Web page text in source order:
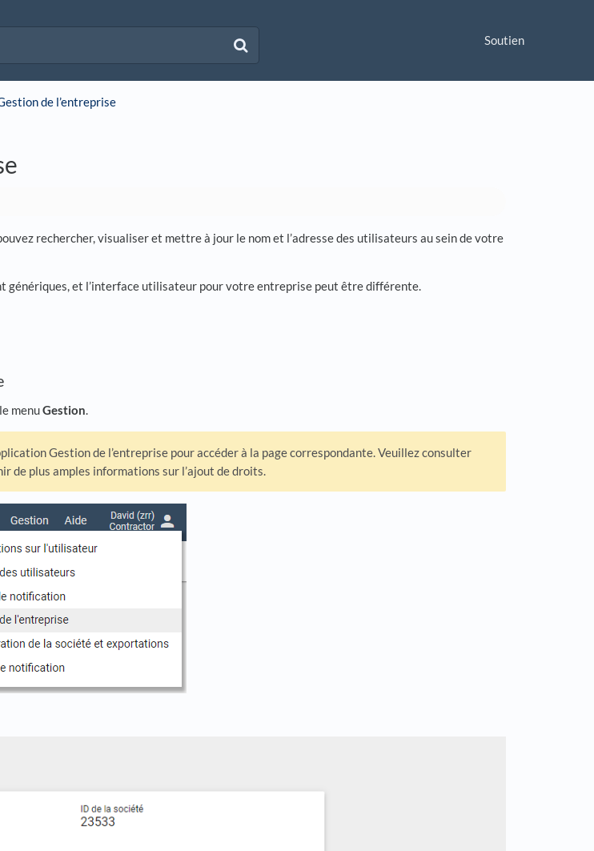
Soutien
de l’entreprise
rechercher, visualiser et mettre à jour le nom et l’adresse des utilisateurs au sein de votre
génériques, et l’interface utilisateur pour votre entreprise peut être différente.
menuGestion.
Gestion de l’entreprise pour accéder à la page correspondante. Veuillez consulter
de plus amples informations sur l’ajout de droits.